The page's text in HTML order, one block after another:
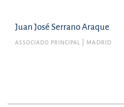
Juan José Serrano Araque
ASSOCIADO PRINCIPAL MADRID